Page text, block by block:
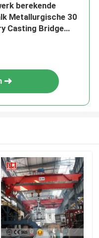
berekende
Metallurgische 30
Casting Bridge